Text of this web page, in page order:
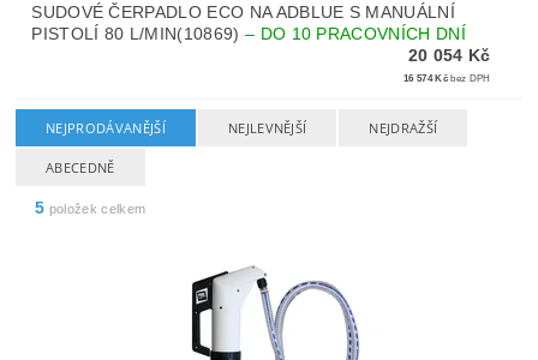
SUDOVÉ ČERPADLO ECO NA ADBLUE S MANUÁLNÍ
PISTOLÍ 80 L/MIN(10869) – DO 10 PRACOVNÍCH DNÍ
20 054 Kč
16 574 Kč bez DPH
NEJPRODÁVANĚJŠÍ NEJLEVNĚJŠÍ NEJDRAŽŠÍ
ABECEDNĚ
5 položek celkem